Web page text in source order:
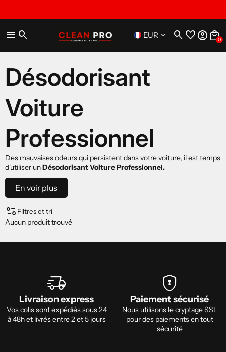
menu search EUR keyboard_arrow_down search favoriteaccount_circle local_mall
0
Désodorisant
Voiture
Professionnel
Des mauvaises odeurs qui persistent dans votre voiture, il est temps
d'utiliser unDésodorisant Voiture Professionnel.
En voir plus
page_info Filtres et tri
Aucun produit trouvé
delivery_truck_speed
Livraison express
Vos colis sont expédiés sous 24
à 48h et livrés entre 2 et 5 jours
encrypted
Paiement sécurisé
Nous utilisons le cryptage SSL
pour des paiements en tout
sécurité